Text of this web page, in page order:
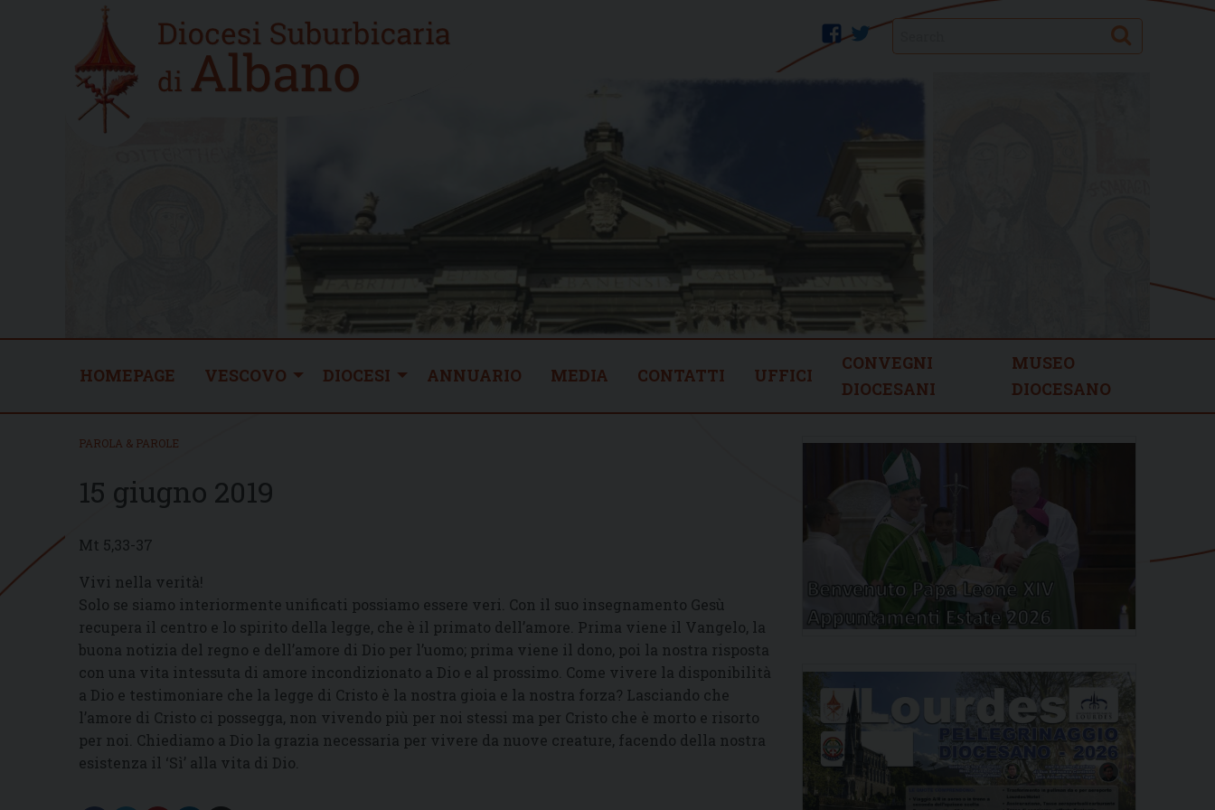
Home
new
twitter
facebook Search
HOMEPAGE VESCOVO DIOCESI ANNUARIO MEDIA CONTATTI UFFICI
CONVEGNI
DIOCESANI
MUSEO
DIOCESANO
PAROLA & PAROLE
15 giugno 2019
Mt 5,33-37
Vivi nella verità!
Solo se siamo interiormente unificati possiamo essere veri. Con il suo insegnamento Gesù
recupera il centro e lo spirito della legge, che è il primato dell’amore. Prima viene il Vangelo, la
buona notizia del regno e dell’amore di Dio per l’uomo; prima viene il dono, poi la nostra risposta
con una vita intessuta di amore incondizionato a Dio e al prossimo. Come vivere la disponibilità
a Dio e testimoniare che la legge di Cristo è la nostra gioia e la nostra forza? Lasciando che
l’amore di Cristo ci possegga, non vivendo più per noi stessi ma per Cristo che è morto e risorto
per noi. Chiediamo a Dio la grazia necessaria per vivere da nuove creature, facendo della nostra
esistenza il ‘Sì’ alla vita di Dio.